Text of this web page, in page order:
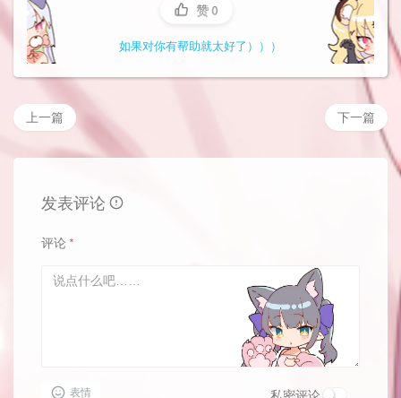
赞 0
如果对你有帮助就太好了）））
下一篇
上一篇
发表评论
评论 *
表情